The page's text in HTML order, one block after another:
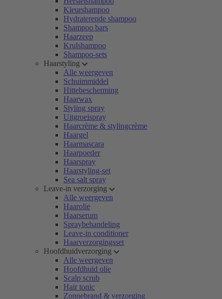
Kleurshampoo
Hydraterende shampoo
Shampoo bars
Haarzeep
Krulshampoo
Shampoo-sets
Haarstyling
Alle weergeven
Schuimmiddel
Hittebescherming
Haarwax
Styling spray
Uitgroeispray
Haarcrème & stylingcrème
Haargel
Haarmascara
Haarpoeder
Haarspray
Haarstyling-set
Sea salt spray
Leave-in verzorging
Alle weergeven
Haarolie
Haarserum
Spraybehandeling
Leave-in conditioner
Haarverzorgingsset
Hoofdhuidverzorging
Alle weergeven
Hoofdhuid olie
Scalp scrub
Hair tonic
Zonnebrand & verzorging